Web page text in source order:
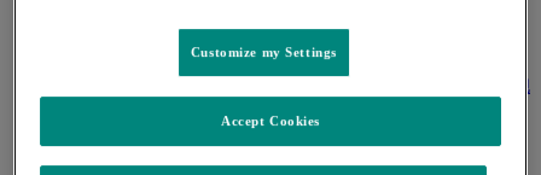
キイトルーダ®（古典的ホジキンリンパ
腫）
キイトルーダ®（原発性縦隔大細胞型B細胞
キイトルーダ®（MSI-High固形癌）
キイトルーダ®（MSI-High結腸・直腸癌）
Customize my Settings
Accept Cookies